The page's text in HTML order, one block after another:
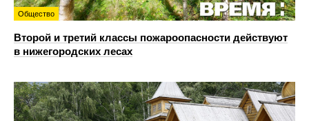
Общество
Второй и третий классы пожароопасности действуют
в нижегородских лесах